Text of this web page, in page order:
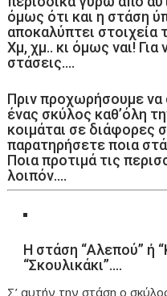
όμως ότι και η στάση
αποκαλύπτει
Χμ, χμ.. κι όμως ναι!
στάσεις….
Πριν προχωρήσουμε να
ένας σκύλος καθ’όλη
κοιμάται σε διάφορες
παρατηρήσετε ποια
Ποια προτιμά τις
λοιπόν….
Η στάση “Αλεπού” ή
“Σκουλικάκι”….
Σ’ αυτήν την στάση ο